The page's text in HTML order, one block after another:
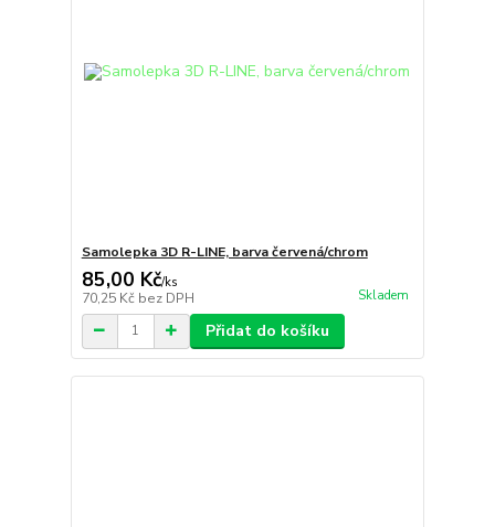
Samolepka 3D R-LINE, barva červená/chrom
85,00 Kč/ks
70,25 Kč bez DPH Skladem
Přidat do košíku